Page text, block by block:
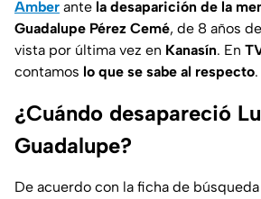
Amber ante la desaparición de la
Guadalupe Pérez Cemé, de 8 años
vista por última vez en Kanasín. En
contamos lo que se sabe al respecto.
¿Cuándo desapareció
Guadalupe?
De acuerdo con la ficha de